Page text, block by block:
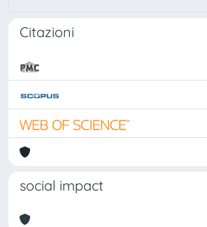
Citazioni
social impact